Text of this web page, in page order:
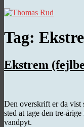
Tag:
Ekstrem
Den overskrift er da vist
sted at tage den tre-
vandpyt.